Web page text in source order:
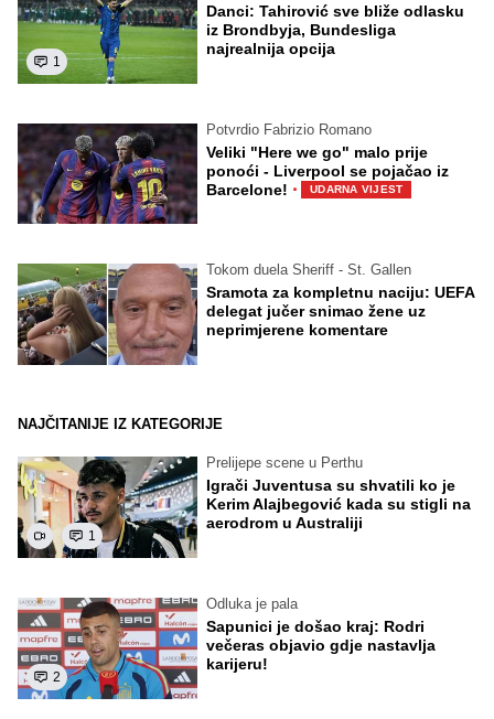
1
Danci: Tahirović sve bliže odlasku
iz Brondbyja, Bundesliga
najrealnija opcija
Potvrdio Fabrizio Romano
Veliki "Here we go" malo prije
ponoći - Liverpool se pojačao iz
Barcelone! · UDARNA VIJEST
Tokom duela Sheriff - St. Gallen
Sramota za kompletnu naciju: UEFA
delegat jučer snimao žene uz
neprimjerene komentare
NAJČITANIJE IZ KATEGORIJE
1
Prelijepe scene u Perthu
Igrači Juventusa su shvatili ko je
Kerim Alajbegović kada su stigli na
aerodrom u Australiji
2
Odluka je pala
Sapunici je došao kraj: Rodri
večeras objavio gdje nastavlja
karijeru!